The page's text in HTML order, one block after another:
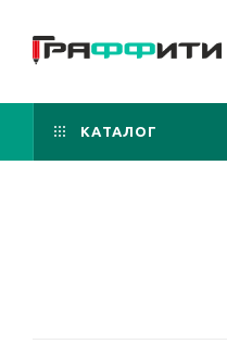
КАТАЛОГ